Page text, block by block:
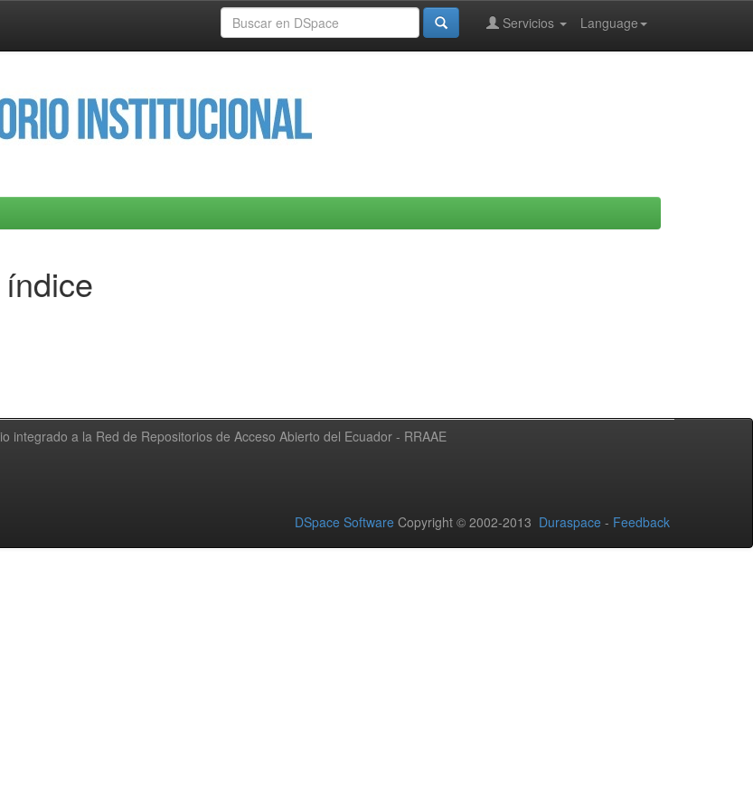
Language
Servicios
integrado a la Red de Repositorios de Acceso Abierto del Ecuador - RRAAE
DSpace Software Copyright © 2002-2013 Duraspace - Feedback